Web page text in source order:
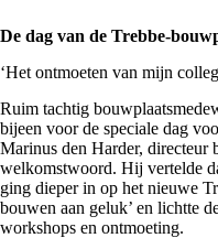
De dag van de Trebbe-
‘Het ontmoeten van mijn
Ruim tachtig
bijeen voor de speciale dag
Marinus den Harder, directeur
welkomstwoord. Hij vertelde
ging dieper in op het nieuwe
bouwen aan geluk’ en lichtte
workshops en ontmoeting.